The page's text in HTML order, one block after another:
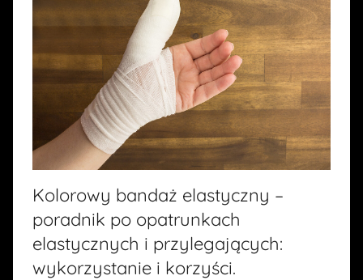
Kolorowy bandaż elastyczny –
poradnik po opatrunkach
elastycznych i przylegających:
wykorzystanie i korzyści.